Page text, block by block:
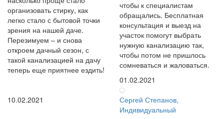
организовать стирку, как
легко стало с бытовой точки
зрения на нашей даче.
Перезимуем – и снова
откроем дачный сезон, с
такой канализацией на дачу
теперь еще приятнее ездить!
10.02.2021
чтобы к специалистам
обращались. Бесплатная
консультация и выезд на
участок помогут выбрать
нужную канализацию так,
чтобы потом не пришлось
сомневаться и жаловаться.
01.02.2021
Сергей Степанов,
Индивидуальный